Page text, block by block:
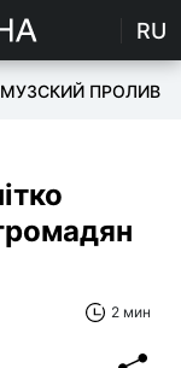
RU
ПРОЛИВ
2 мин